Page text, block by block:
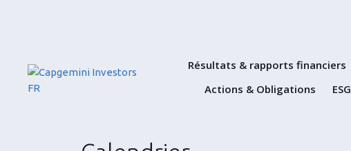
Résultats & rapports financiers
Actions & Obligations
ESG